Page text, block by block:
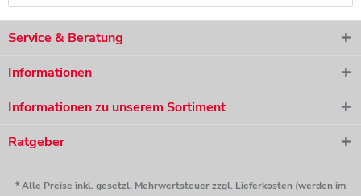
Service & Beratung
Informationen
Informationen zu unserem Sortiment
Ratgeber
* Alle Preise inkl. gesetzl. Mehrwertsteuer zzgl. Lieferkosten (werden im